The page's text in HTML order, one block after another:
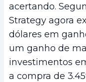
acertando.
Strategy agora
dólares em
um ganho de
investimentos
a compra de